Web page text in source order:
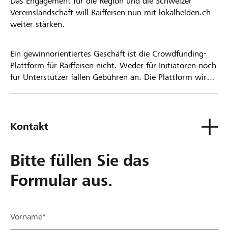
Vereinslandschaft will Raiffeisen nun mit lokalhelden.ch
weiter stärken.
Ein gewinnorientiertes Geschäft ist die Crowdfunding-
Plattform für Raiffeisen nicht. Weder für Initiatoren noch
für Unterstützer fallen Gebühren an. Die Plattform wird
Kontakt
Bitte füllen Sie das
Formular aus.
Vorname*